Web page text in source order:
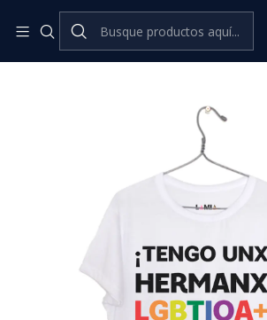
Inicio Catálogo Classic Frases
¡Tengo unx hermanx LGBTIQA+